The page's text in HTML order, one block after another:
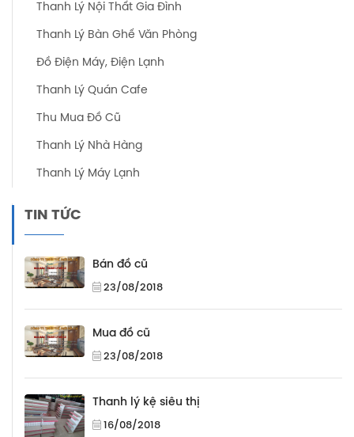
Thanh Lý Nội Thất Gia Đình
Thanh Lý Bàn Ghế Văn Phòng
Đồ Điện Máy, Điện Lạnh
Thanh Lý Quán Cafe
Thu Mua Đồ Cũ
Thanh Lý Nhà Hàng
Thanh Lý Máy Lạnh
TIN TỨC
Bán đồ cũ
23/08/2018
Mua đồ cũ
23/08/2018
Thanh lý kệ siêu thị
16/08/2018